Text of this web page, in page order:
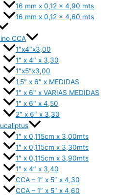
16 mm x 0,12 x 4,90 mts
16 mm x 0,12 x 4,60 mts
CCA
1″x4″x3,00
1″ x 4″ x 3,30
1″x5″x3,00
1,5″ x 6″ x MEDIDAS
1″ x 6″ x VARIAS MEDIDAS
1″ x 6″ x 4,50
2″ x 6″ x 3,30
1″ x 0,115cm x 3,00mts
1″ x 0,115cm x 3,30mts
1″ x 0,115cm x 3,90mts
1″ x 4″ x 3,40
CCA – 1″ x 5″ x 4,30
CCA – 1″ x 5″ x 4,60